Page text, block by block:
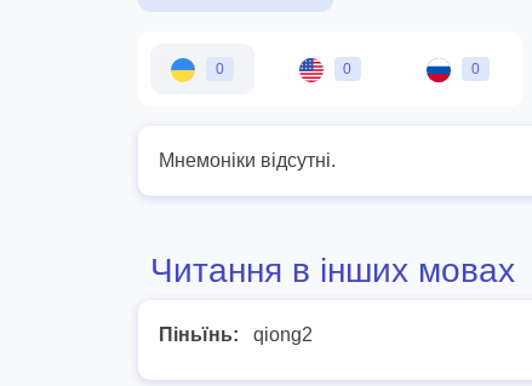
0 0 0
Мнемоніки відсутні.
Читання в інших мовах
Піньїнь: qiong2